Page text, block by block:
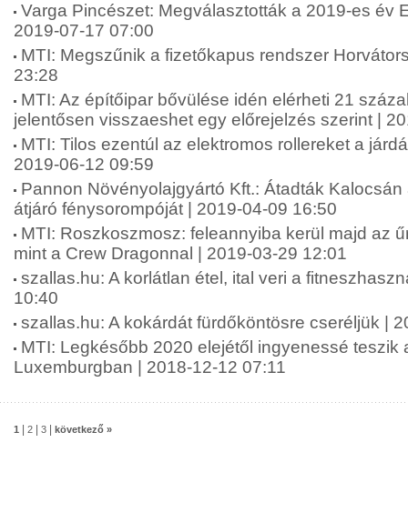
Varga Pincészet: Megválasztották a 2019-es év
2019-07-17 07:00
MTI: Megszűnik a fizetőkapus rendszer
23:28
MTI: Az építőipar bővülése idén elérheti 21
jelentősen visszaeshet egy előrejelzés szerint |
MTI: Tilos ezentúl az elektromos rollereket a
2019-06-12 09:59
Pannon Növényolajgyártó Kft.: Átadták
átjáró fénysorompóját | 2019-04-09 16:50
MTI: Roszkoszmosz: feleannyiba kerül majd az
mint a Crew Dragonnal | 2019-03-29 12:01
szallas.hu: A korlátlan étel, ital veri a
10:40
szallas.hu: A kokárdát fürdőköntösre cseréljük |
MTI: Legkésőbb 2020 elejétől ingyenessé teszik
Luxemburgban | 2018-12-12 07:11
1 2 3 következő »